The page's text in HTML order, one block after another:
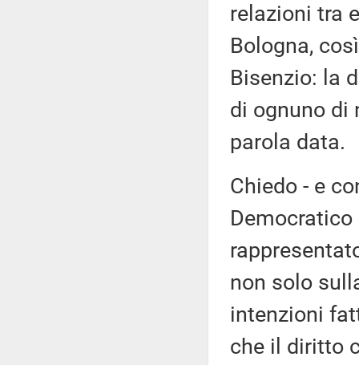
relazioni tra
Bologna,
Bisenzio: la
di ognuno di
parola data.
Chiedo - e
non solo
intenzioni
che il diritto